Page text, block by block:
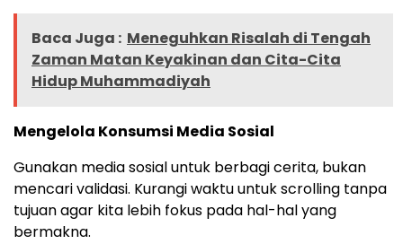
Baca Juga : Meneguhkan Risalah di Tengah
Zaman Matan Keyakinan dan Cita-Cita
Hidup Muhammadiyah
Mengelola Konsumsi Media Sosial
Gunakan media sosial untuk berbagi cerita, bukan
mencari validasi. Kurangi waktu untuk scrolling tanpa
tujuan agar kita lebih fokus pada hal-hal yang
bermakna.